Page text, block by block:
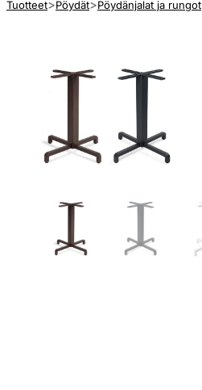
Tuotteet Pöydät Pöydänjalat ja rungot